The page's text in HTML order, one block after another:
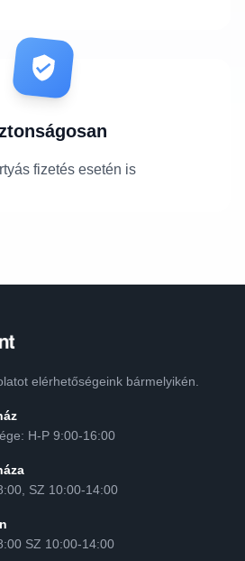
fizetés esetén is
elérhetőségeink bármelyikén.
H-P 9:00-16:00
SZ 10:00-14:00
SZ 10:00-14:00